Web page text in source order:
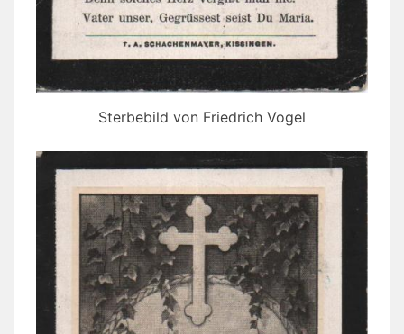
Sterbebild von Friedrich Vogel